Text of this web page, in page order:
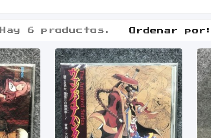
Hay 6 productos. Ordenar por: